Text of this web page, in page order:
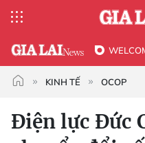
KINH TẾ OCOP
Điện lực Đức